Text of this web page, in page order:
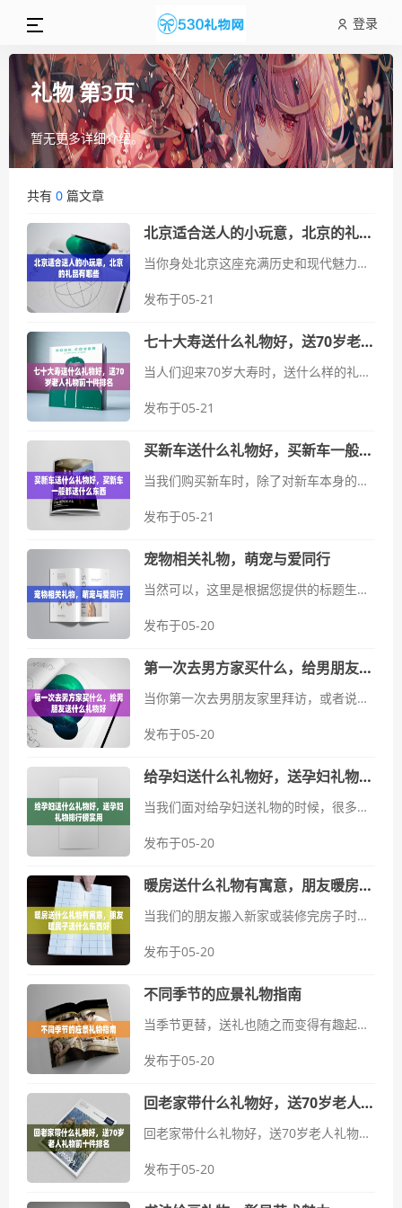
登录
礼物 第3页
暂无更多详细介绍。
共有 0 篇文章
北京适合送人的小玩意，北京的礼品有哪些
当你身处北京这座充满历史和现代魅力的城市时，总想找一些特别的小礼物，既能代表这座城市的文化底蕴，又能给予收礼者美好的回忆。北京的小玩意和礼品种类丰富，无论是传统的手工艺品还是现代设计的创意商品，都能让人眼花缭乱...
发布于05-21
七十大寿送什么礼物好，送70岁老人礼物前十件排名
当人们迎来70岁大寿时，送什么样的礼物最为合适呢？这一里程碑标志着人生的丰富与成就，因此选择一件特别的礼物显得尤为重要。以下是送给70岁老人的十大礼物推荐，希望能够为您的选择提供一些启发和帮助。1.书法...
发布于05-21
买新车送什么礼物好，买新车一般都送什么东西
当我们购买新车时，除了对新车本身的期待外，还常常关注着销售商可能会赠送的礼物。买新车送什么礼物好？买新车一般都送什么东西？这些问题围绕着消费者的疑问，今天我们来探讨一下。买新车送什么礼物好在购买新车时，...
发布于05-21
宠物相关礼物，萌宠与爱同行
当然可以，这里是根据您提供的标题生成的文章：---宠物相关礼物，萌宠与爱同行宠物对于许多人来说不仅仅是宠物，更是家庭的一部分，是生活中的陪伴和快乐源泉。因此，当谈及宠物相关的礼物时，我们往往希望能够...
发布于05-20
第一次去男方家买什么，给男朋友送什么礼物好
当你第一次去男朋友家里拜访，或者说是正式见面时，选择合适的礼物显得格外重要。这不仅是一种礼貌，更是展示你对他家庭和文化的尊重，同时也能给你的关系增添一些甜蜜的记忆。接下来，我们将探讨一些适合的选择以及如何挑选这...
发布于05-20
给孕妇送什么礼物好，送孕妇礼物排行榜实用
当我们面对给孕妇送礼物的时候，很多人可能会感到困惑。毕竟，这不仅关乎礼物的实用性，还涉及到对未来妈妈的关心和关怀。下面将介绍一些受欢迎的孕妇礼物，希望能为你提供灵感和选择方向。关注孕妇的舒适：为什么选择柔软...
发布于05-20
暖房送什么礼物有寓意，朋友暖房子送什么东西好
当我们的朋友搬入新家或装修完房子时，送一份有特殊寓意的礼物不仅能为他们的新生活增添喜悦，还能表达我们的祝福和关心。选择合适的礼物不仅仅是为了礼节，更是为了让他们感受到我们的真诚和关怀。在选择送给朋友暖房子的礼物...
发布于05-20
不同季节的应景礼物指南
当季节更替，送礼也随之而变得有趣起来。不同的季节有不同的氛围和活动，选择一份应景的礼物，不仅能表达心意，还能让人倍感温暖。无论是春夏秋冬，每个季节都有其独特的特点和节日，让我们来看看如何根据不同季节挑选合适的礼...
发布于05-20
回老家带什么礼物好，送70岁老人礼物前十件排名
回老家带什么礼物好，送70岁老人礼物前十件排名在生活节奏加快的今天，与家人团聚成为一种珍贵的时刻。不论是春节、清明还是其他节日，回老家探亲让人倍感温馨。但是，每次回家都面临一个共同的难题：该带什么礼物给老人...
发布于05-20